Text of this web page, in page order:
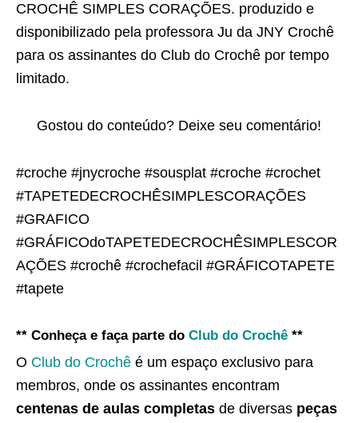
CROCHÊ SIMPLES CORAÇÕES. produzido e
disponibilizado pela professora Ju da JNY Crochê
para os assinantes do Club do Crochê por tempo
limitado.
Gostou do conteúdo? Deixe seu comentário!
#croche #jnycroche #sousplat #croche #crochet
#TAPETEDECROCHÊSIMPLESCORAÇÕES
#GRAFICO
#GRÁFICOdoTAPETEDECROCHÊSIMPLESCOR
AÇÕES #crochê #crochefacil #GRÁFICOTAPETE
#tapete
** Conheça e faça parte do Club do Crochê **
O Club do Crochê é um espaço exclusivo para
membros, onde os assinantes encontram
centenas de aulas completas de diversas peças